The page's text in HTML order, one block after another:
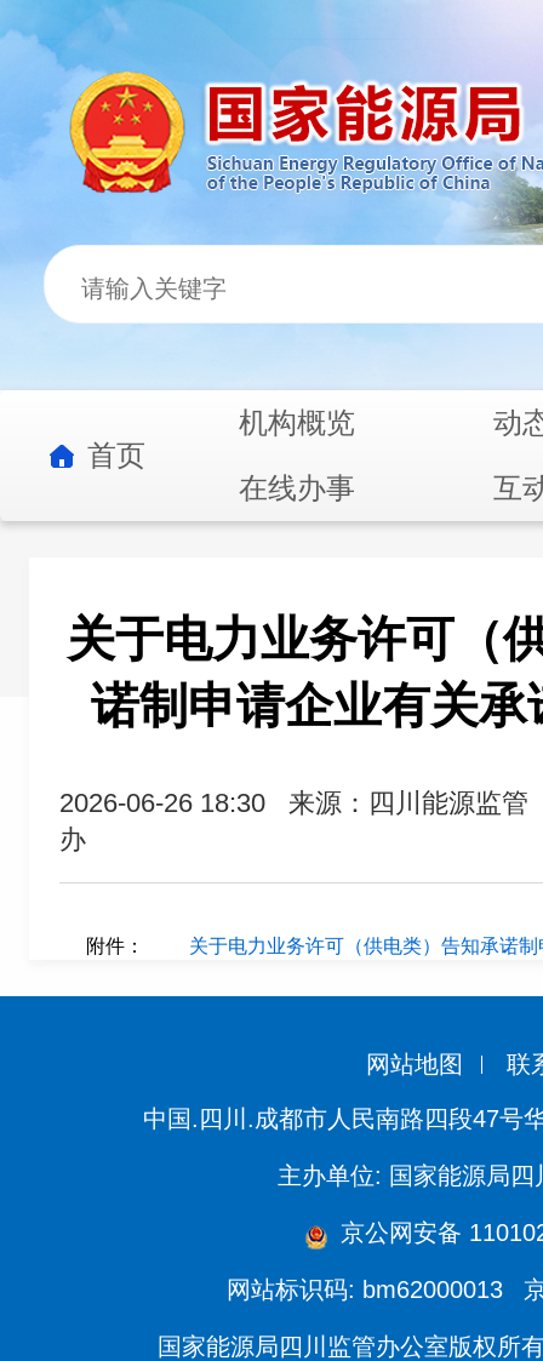
首页
机构概览
动
在线办事
互
关于电力业务许可（
诺制申请企业有关
2026-06-26 18:30
来源：四川能源监管
办
附件： 关于电力业务许可（供电类）告知承诺
网站地图 联
中国.四川.成都市人民南路四段47号
主办单位: 国家能源局四
京公网安备
网站标识码: bm62000013
国家能源局四川监管办公室版权所